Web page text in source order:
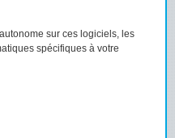
sur ces logiciels, les
spécifiques à votre